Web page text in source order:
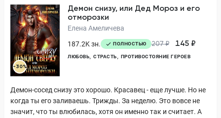
-30%
Демон снизу, или Дед Мороз и его
отморозки
Елена Амеличева
187.2K зн.
ПОЛНОСТЬЮ 207 ₽ 145 ₽
ЛЮБОВЬ СТРАСТЬ ПРОТИВОСТОЯНИЕ ГЕРОЕВ
Демон-сосед снизу это хорошо. Красавец - еще лучше. Но не
когда ты его заливаешь. Трижды. За неделю. Это вовсе не
значит, что ты влюбилась, хотя он именно так и считает. А